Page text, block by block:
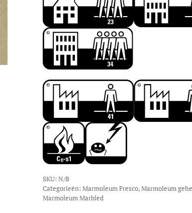
SKU: N/B
Categorieën: Marmoleum Fresco,Marmoleum
Marmoleum Marbled